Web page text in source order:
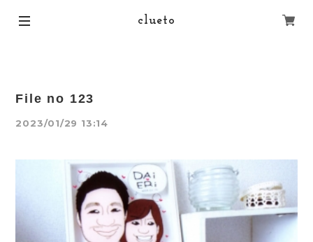
clueto
File no 123
2023/01/29 13:14